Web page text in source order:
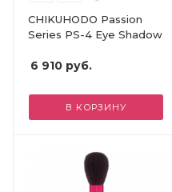
CHIKUHODO Passion
Series PS-4 Eye Shadow
6 910 руб.
В КОРЗИНУ